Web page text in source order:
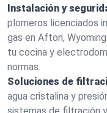
Instalación y
plomeros licenciados
gas en Afton,
tu cocina y
normas.
Soluciones de
agua cristalina y